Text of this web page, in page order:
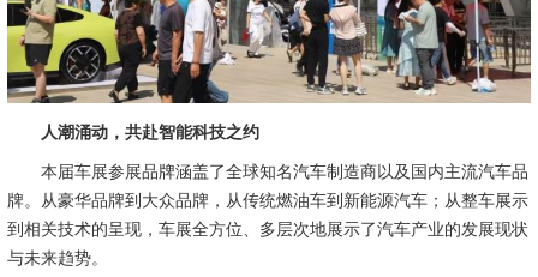
人潮涌动，共赴智能科技之约
本届车展参展品牌涵盖了全球知名汽车制造商以及国内主流汽车品
牌。从豪华品牌到大众品牌，从传统燃油车到新能源汽车；从整车展示
到相关技术的呈现，车展全方位、多层次地展示了汽车产业的发展现状
与未来趋势。